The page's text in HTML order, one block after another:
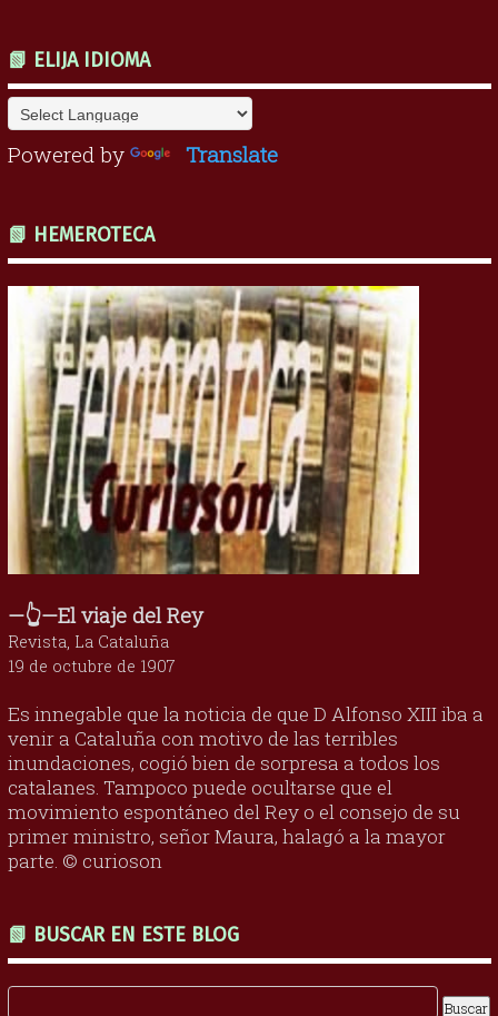
📗 ELIJA IDIOMA
Powered by Translate
📗 HEMEROTECA
—👆—El viaje del Rey
Revista, La Cataluña
19 de octubre de 1907
Es innegable que la noticia de que D Alfonso XIII iba a
venir a Cataluña con motivo de las terribles
inundaciones, cogió bien de sorpresa a todos los
catalanes. Tampoco puede ocultarse que el
movimiento espontáneo del Rey o el consejo de su
primer ministro, señor Maura, halagó a la mayor
parte. © curioson
📗 BUSCAR EN ESTE BLOG